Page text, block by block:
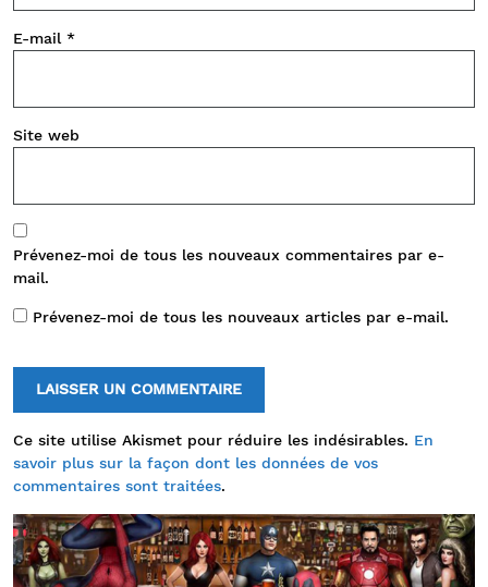
E-mail *
Site web
Prévenez-moi de tous les nouveaux commentaires par e-
mail.
Prévenez-moi de tous les nouveaux articles par e-mail.
Ce site utilise Akismet pour réduire les indésirables. En
savoir plus sur la façon dont les données de vos
commentaires sont traitées.